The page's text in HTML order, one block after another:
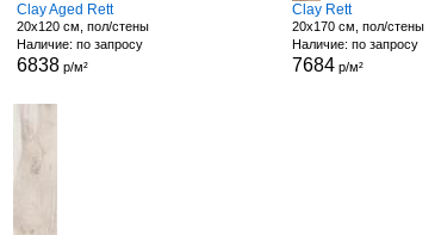
Clay Aged Rett
20x120 см, пол/стены
Наличие: по запросу
6838 р/м²
Clay Rett
20x170 см, пол/стены
Наличие: по запросу
7684 р/м²